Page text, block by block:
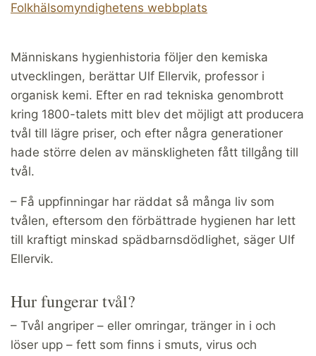
Folkhälsomyndighetens webbplats
Människans hygienhistoria följer den kemiska
utvecklingen, berättar Ulf Ellervik, professor i
organisk kemi. Efter en rad tekniska genombrott
kring 1800-talets mitt blev det möjligt att producera
tvål till lägre priser, och efter några generationer
hade större delen av mänskligheten fått tillgång till
tvål.
– Få uppfinningar har räddat så många liv som
tvålen, eftersom den förbättrade hygienen har lett
till kraftigt minskad spädbarnsdödlighet, säger Ulf
Ellervik.
Hur fungerar tvål?
– Tvål angriper – eller omringar, tränger in i och
löser upp – fett som finns i smuts, virus och